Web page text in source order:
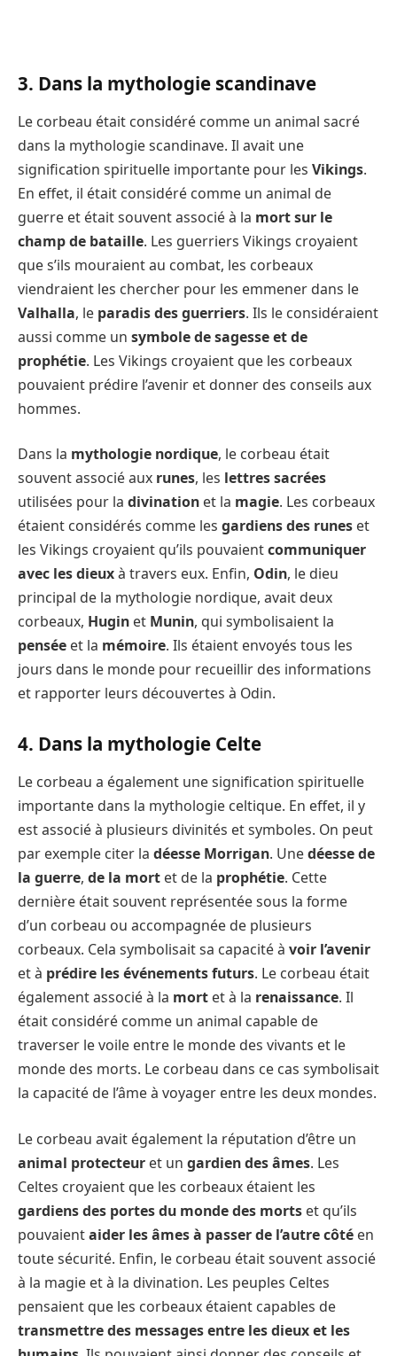
3. Dans la mythologie scandinave
Le corbeau était considéré comme un animal sacré
dans la mythologie scandinave. Il avait une
signification spirituelle importante pour les Vikings.
En effet, il était considéré comme un animal de
guerre et était souvent associé à la mort sur le
champ de bataille. Les guerriers Vikings croyaient
que s’ils mouraient au combat, les corbeaux
viendraient les chercher pour les emmener dans le
Valhalla, le paradis des guerriers. Ils le considéraient
aussi comme un symbole de sagesse et de
prophétie. Les Vikings croyaient que les corbeaux
pouvaient prédire l’avenir et donner des conseils aux
hommes.
Dans la mythologie nordique, le corbeau était
souvent associé aux runes, les lettres sacrées
utilisées pour la divination et la magie. Les corbeaux
étaient considérés comme les gardiens des runes et
les Vikings croyaient qu’ils pouvaientcommuniquer
avec les dieuxà travers eux. Enfin, Odin, le dieu
principal de la mythologie nordique, avait deux
corbeaux, Hugin et Munin, qui symbolisaient la
pensée et la mémoire. Ils étaient envoyés tous les
jours dans le monde pour recueillir des informations
et rapporter leurs découvertes à Odin.
4. Dans la mythologie Celte
Le corbeau a également une signification spirituelle
importante dans la mythologie celtique. En effet, il y
est associé à plusieurs divinités et symboles. On peut
par exemple citer la déesse Morrigan. Unedéesse de
la guerre, de la mort et de la prophétie. Cette
dernière était souvent représentée sous la forme
d’un corbeau ou accompagnée de plusieurs
corbeaux. Cela symbolisait sa capacité à voir l’avenir
et à prédire les événements futurs. Le corbeau était
également associé à la mort et à la renaissance. Il
était considéré comme un animal capable de
traverser le voile entre le monde des vivants et le
monde des morts. Le corbeau dans ce cas symbolisait
la capacité de l’âme à voyager entre les deux mondes.
Le corbeau avait également la réputation d’être un
animal protecteur et un gardien des âmes. Les
Celtes croyaient que les corbeaux étaient les
gardiens des portes du monde des morts et qu’ils
pouvaientaider les âmes à passer de l’autre côté en
toute sécurité. Enfin, le corbeau était souvent associé
à la magie et à la divination. Les peuples Celtes
pensaient que les corbeaux étaient capables de
transmettre des messages entre les dieux et les